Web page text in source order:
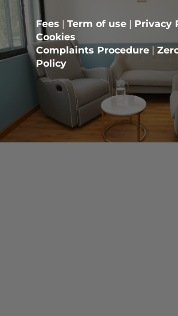
Fees Term of use Privacy
Cookies
Complaints Procedure
Policy